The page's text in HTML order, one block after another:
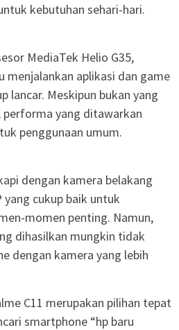
kebutuhan sehari-hari.
MediaTek Helio G35,
menjalankan aplikasi dan game
lancar. Meskipun bukan yang
performa yang ditawarkan
penggunaan umum.
dengan kamera belakang
yang cukup baik untuk
momen penting. Namun,
dihasilkan mungkin tidak
dengan kamera yang lebih
C11 merupakan pilihan tepat
smartphone “hp baru